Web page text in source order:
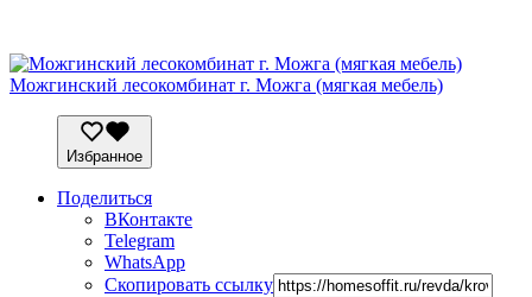
Можгинский лесокомбинат г. Можга (мягкая мебель)
Избранное
Поделиться
ВКонтакте
Telegram
WhatsApp
Скопировать ссылку